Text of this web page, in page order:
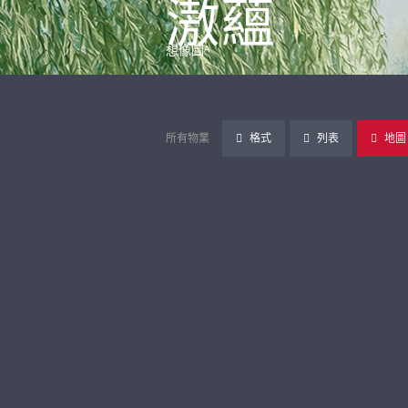
想像圖ᴬ
滶蘊
所有物業 格式 列表 地圖